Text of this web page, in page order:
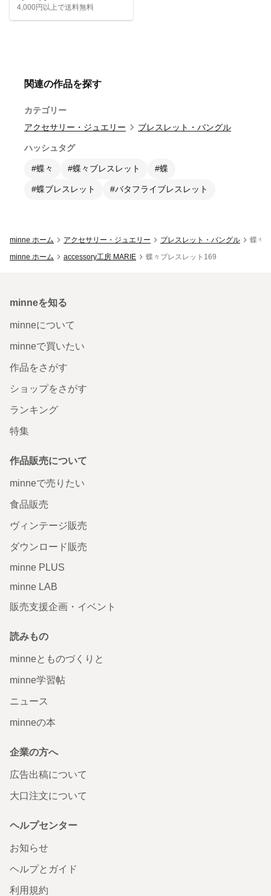
4,000円以上で送料無料
関連の作品を探す
カテゴリー
アクセサリー・ジュエリー
ブレスレット・バングル
ハッシュタグ
#蝶々 #蝶々ブレスレット #蝶
#蝶ブレスレット #バタフライブレスレット
minne ホーム アクセサリー・ジュエリー ブレスレット・バングル
蝶々
minne ホーム
accessory工房 MARIE 蝶々ブレスレット169
minneを知る
minneについて
minneで買いたい
作品をさがす
ショップをさがす
ランキング
特集
作品販売について
minneで売りたい
食品販売
ヴィンテージ販売
ダウンロード販売
minne PLUS
minne LAB
販売支援企画・イベント
読みもの
minneとものづくりと
minne学習帖
ニュース
minneの本
企業の方へ
広告出稿について
大口注文について
ヘルプセンター
お知らせ
ヘルプとガイド
利用規約